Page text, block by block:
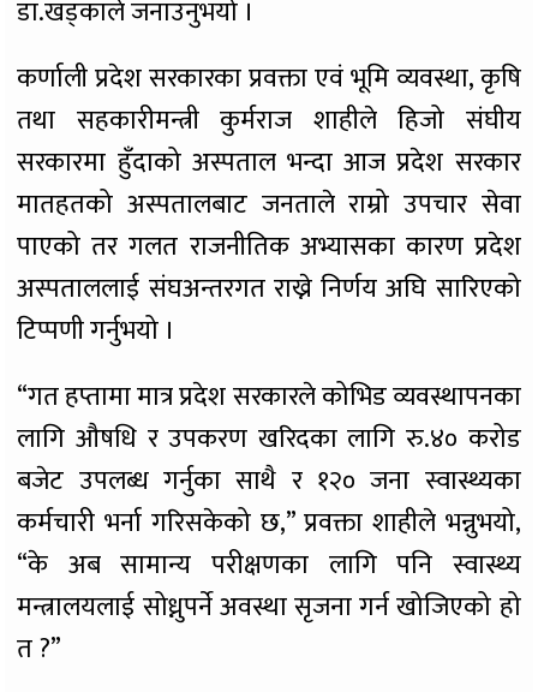
डा.खड्काले जनाउनुभयो ।
कर्णाली प्रदेश सरकारका प्रवक्ता एवं भूमि व्यवस्था, कृषि
तथा सहकारीमन्त्री कुर्मराज शाहीले हिजो संघीय
सरकारमा हुँदाको अस्पताल भन्दा आज प्रदेश सरकार
मातहतको अस्पतालबाट जनताले राम्रो उपचार सेवा
पाएको तर गलत राजनीतिक अभ्यासका कारण प्रदेश
अस्पताललाई संघअन्तरगत राख्ने निर्णय अघि सारिएको
टिप्पणी गर्नुभयो ।
“गत हप्तामा मात्र प्रदेश सरकारले कोभिड व्यवस्थापनका
लागि औषधि र उपकरण खरिदका लागि रु.४० करोड
बजेट उपलब्ध गर्नुका साथै र १२० जना स्वास्थ्यका
कर्मचारी भर्ना गरिसकेको छ,” प्रवक्ता शाहीले भन्नुभयो,
“के अब सामान्य परीक्षणका लागि पनि स्वास्थ्य
मन्त्रालयलाई सोध्नुपर्ने अवस्था सृजना गर्न खोजिएको हो
त ?”